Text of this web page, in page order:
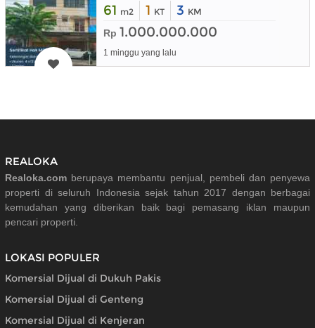
61 m2 1 KT 3 KM
Rp 1.000.000.000
1 minggu yang lalu
REALOKA
Realoka.com berupaya membantu penjual, pembeli dan penyewa
properti di seluruh Indonesia sejak tahun 2017 dengan berbagai
kemudahan yang diberikan baik bagi pemasang iklan maupun
pencari properti.
LOKASI POPULER
Komersial Dijual di Dukuh Pakis
Komersial Dijual di Genteng
Komersial Dijual di Kenjeran